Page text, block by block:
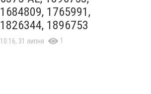
1684809, 1765991,
1826344, 1896753
10:16, 31 липня 1